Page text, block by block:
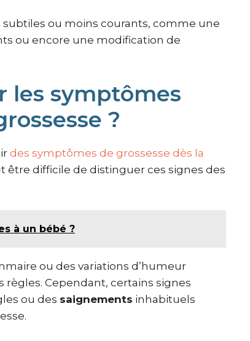
ou moins courants, comme une
ou encore une modification de
les symptômes
?
des symptômes de grossesse dès la
être difficile de distinguer ces signes des
à un bébé ?
ou des variations d’humeur
règles. Cependant, certains signes
ou des saignements inhabituels